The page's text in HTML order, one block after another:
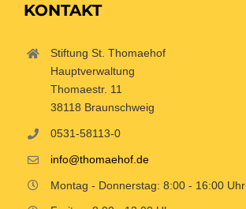
KONTAKT
Stiftung St. Thomaehof
Hauptverwaltung
Thomaestr. 11
38118 Braunschweig
0531-58113-0
info@thomaehof.de
Montag - Donnerstag: 8:00 - 16:00 Uhr